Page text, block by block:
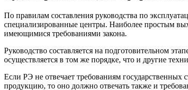
По правилам составления руководства по
специализированные центры. Наиболее простым
имеющимися требованиями закона.
Руководство составляется на подготовительном
осуществляется в том же порядке, что и другие
Если РЭ не отвечает требованиям государственных
продукцию, то оно должно отвечать также и